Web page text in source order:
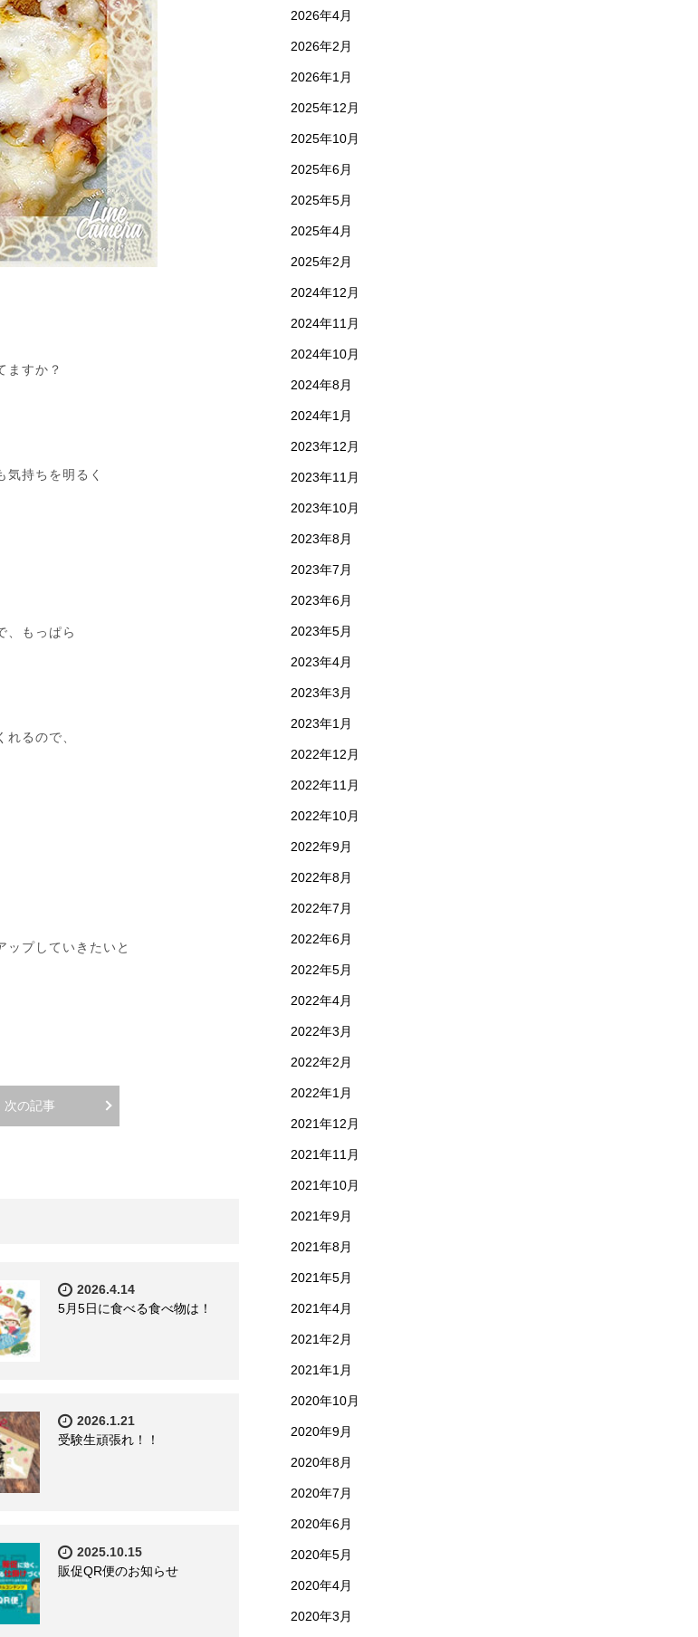
ますか？
持ちを明るく
、もっぱら
るので、
ップしていきたいと
次の記事
2026.4.14
5月5日に食べる食べ物は！
2026.1.21
受験生頑張れ！！
2025.10.15
販促QR便のお知らせ
2026年4月
2026年2月
2026年1月
2025年12月
2025年10月
2025年6月
2025年5月
2025年4月
2025年2月
2024年12月
2024年11月
2024年10月
2024年8月
2024年1月
2023年12月
2023年11月
2023年10月
2023年8月
2023年7月
2023年6月
2023年5月
2023年4月
2023年3月
2023年1月
2022年12月
2022年11月
2022年10月
2022年9月
2022年8月
2022年7月
2022年6月
2022年5月
2022年4月
2022年3月
2022年2月
2022年1月
2021年12月
2021年11月
2021年10月
2021年9月
2021年8月
2021年5月
2021年4月
2021年2月
2021年1月
2020年10月
2020年9月
2020年8月
2020年7月
2020年6月
2020年5月
2020年4月
2020年3月